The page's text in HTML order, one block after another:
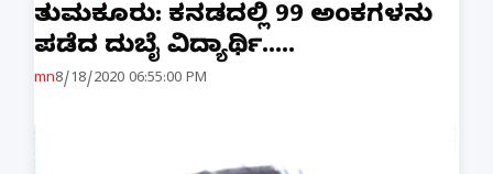
ತುಮಕೂರು: ಕನ್ನಡದಲ್ಲಿ 99 ಅಂಕಗಳನ್ನು
ಪಡೆದ ದುಬೈ ವಿದ್ಯಾರ್ಥಿ.....
mn8/18/2020 06:55:00 PM